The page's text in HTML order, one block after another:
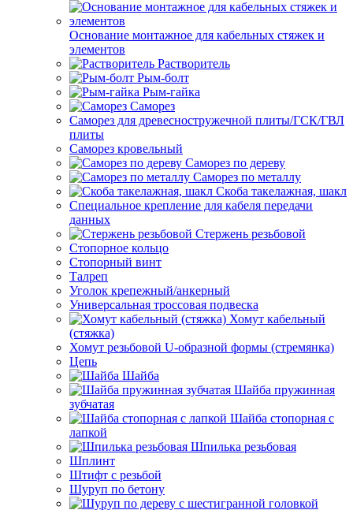
Основание монтажное для кабельных стяжек и
элементов
Растворитель
Рым-болт
Рым-гайка
Саморез
Саморез для древесностружечной плиты/ГСК/ГВЛ
плиты
Саморез кровельный
Саморез по дереву
Саморез по металлу
Скоба такелажная, шакл
Специальное крепление для кабеля передачи
данных
Стержень резьбовой
Стопорное кольцо
Стопорный винт
Талреп
Уголок крепежный/анкерный
Универсальная троссовая подвеска
Хомут кабельный
(стяжка)
Хомут резьбовой U-образной формы (стремянка)
Цепь
Шайба
Шайба пружинная
зубчатая
Шайба стопорная с
лапкой
Шпилька резьбовая
Шплинт
Штифт с резьбой
Шуруп по бетону